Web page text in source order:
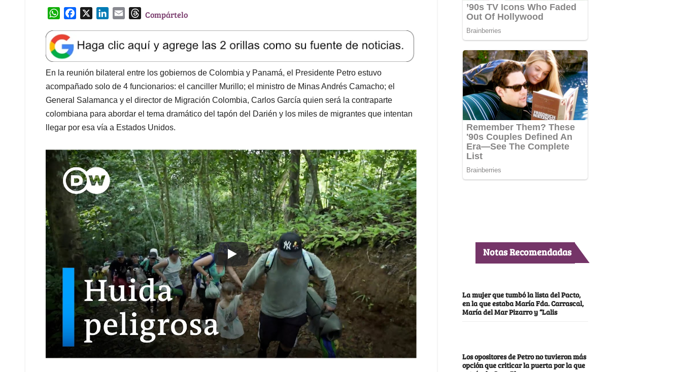
W
a
t
s
A
p
p
e
b
o
o
k
k
e
d
I
n
l
T
e
a
d
s
Compártelo
En la reunión bilateral entre los gobiernos de Colombia y Panamá, el Presidente Petro estuvo
acompañado solo de 4 funcionarios: el canciller Murillo; el ministro de Minas Andrés Camacho; el
General Salamanca y el director de Migración Colombia, Carlos García quien será la contraparte
colombiana para abordar el tema dramático del tapón del Darién y los miles de migrantes que intentan
llegar por esa vía a Estados Unidos.
Notas Recomendadas
La mujer que tumbó la lista del Pacto,
en la que estaba María Fda. Carrascal,
María del Mar Pizarro y “Lalis
Los opositores de Petro no tuvieron más
opción que criticar la puerta por la que